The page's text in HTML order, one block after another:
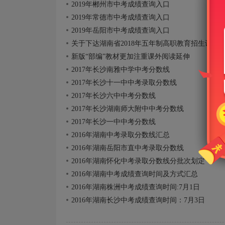
2019年郴州市中考成绩查询入口
2019年常德市中考成绩查询入口
2019年岳阳市中考成绩查询入口
关于下达湖南省2018年五年制高职教育招生计划
新版“部编”教材更加注重课外阅读延伸
2017年长沙南雅中学中考分数线
2017年长沙十一中中考录取分数线
2017年长沙六中中考分数线
2017年长沙湖南师大附中中考分数线
2017年长沙一中中考分数线
2016年湖南中考录取分数线汇总
2016年湖南岳阳市直中考录取分数线
2016年湖南怀化中考录取分数线分批次划定
2016年湖南中考成绩查询时间及方式汇总
2016年湖南株洲中考成绩查询时间:7月1日
2016年湖南长沙中考成绩查询时间：7月3日